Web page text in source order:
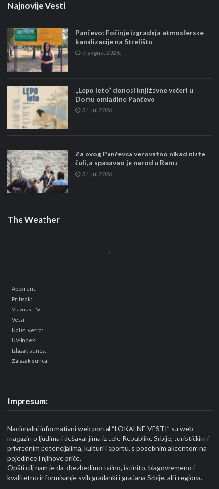
Najnovije Vesti
Pančevo: Počinje izgradnja atmosferske
kanalizacije na Strelištu
7. avgust 2026.
„Lepo leto“ donosi književne večeri u
Domu omladine Pančevo
31. jul 2026.
Za ovog Pančevca verovatno nikad niste
čuli, a spasavao je narod u Ramu
31. jul 2026.
The Weather
Apparent:
Pritisak:
Vlažnost: %
Vetar:
Naleti vetra:
UV-Index:
Izlazak sunca:
Zalazak sunca:
Impresum:
Nacionalni informativni web portal “LOKALNE VESTI” su web
magazin o ljudima i dešavanjima iz cele Republike Srbije, turističkim i
privrednim potencijalima, kulturi i sportu, s posebnim akcentom na
pojedince i njihove priče.
Opšti cilj nam je da obezbedimo tačno, istinito, blagovremeno i
kvalitetno informisanje svih građanki i građana Srbije, ali i regiona.